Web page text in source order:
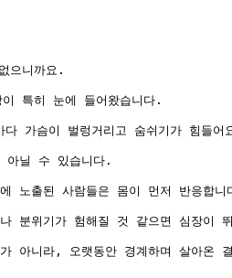
으니까요.
특히 눈에 들어왔습니다.
가슴이 벌렁거리고 숨쉬기가 힘들어
아닐 수 있습니다.
노출된 사람들은 몸이 먼저 반응합니
나 분위기가 험해질 것 같으면 심장
가 아니라, 오랫동안 경계하며 살아온